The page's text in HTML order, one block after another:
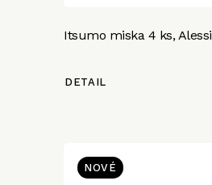
Itsumo miska 4 ks, Alessi
DETAIL
NOVÉ